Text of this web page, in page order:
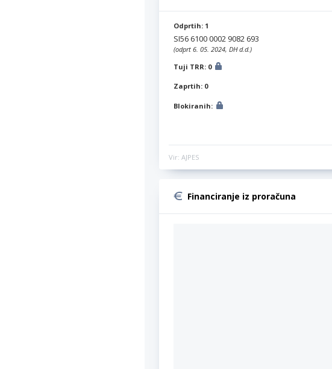
Odprtih: 1
SI56 6100 0002 9082 693
(odprt 6. 05. 2024, DH d.d.)
Tuji TRR: 0
Zaprtih: 0
Blokiranih:
Vir: AJPES
Financiranje iz proračuna